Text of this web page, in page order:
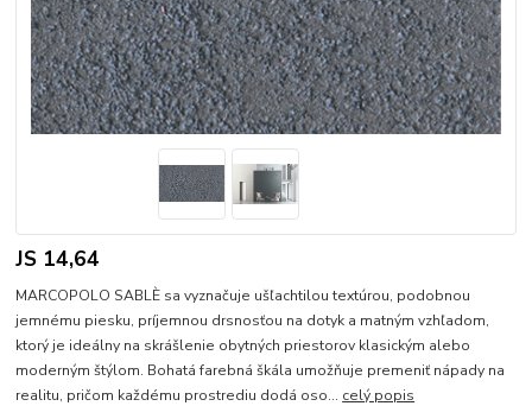
JS 14,64
MARCOPOLO SABLÈ sa vyznačuje ušľachtilou textúrou, podobnou
jemnému piesku, príjemnou drsnosťou na dotyk a matným vzhľadom,
ktorý je ideálny na skrášlenie obytných priestorov klasickým alebo
moderným štýlom. Bohatá farebná škála umožňuje premeniť nápady na
realitu, pričom každému prostrediu dodá oso... celý popis